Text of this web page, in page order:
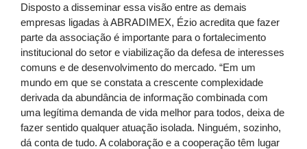
Disposto a disseminar essa visão entre as demais
empresas ligadas à ABRADIMEX, Ézio acredita que fazer
parte da associação é importante para o fortalecimento
institucional do setor e viabilização da defesa de interesses
comuns e de desenvolvimento do mercado. “Em um
mundo em que se constata a crescente complexidade
derivada da abundância de informação combinada com
uma legítima demanda de vida melhor para todos, deixa de
fazer sentido qualquer atuação isolada. Ninguém, sozinho,
dá conta de tudo. A colaboração e a cooperação têm lugar